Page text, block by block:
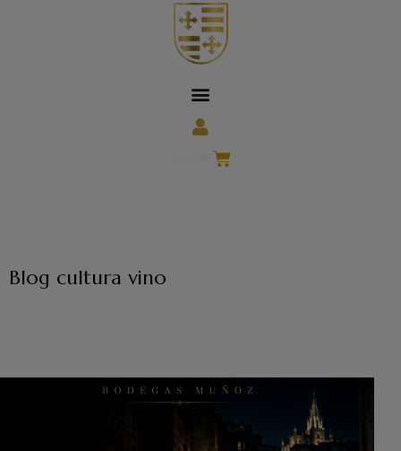
Blog cultura vino